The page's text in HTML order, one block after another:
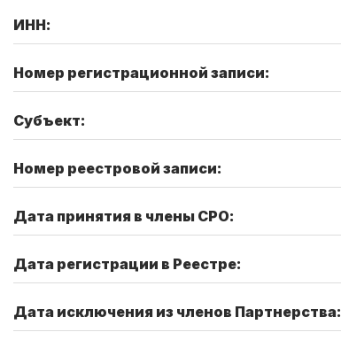
ИНН:
Номер регистрационной записи:
Субъект:
Номер реестровой записи:
Дата принятия в члены СРО:
Дата регистрации в Реестре:
Дата исключения из членов Партнерства: